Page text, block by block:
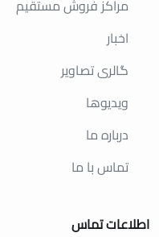
مراکز فروش مستقیم
اخبار
گالری تصاویر
ویدیوها
درباره ما
تماس با ما
اطلاعات تماس